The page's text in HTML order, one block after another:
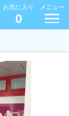
お気に入り
0
メニュー